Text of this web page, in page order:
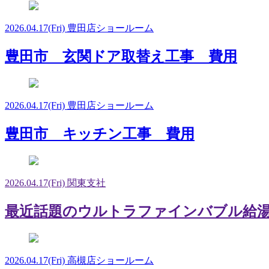
2026.04.17(Fri) 豊田店ショールーム
豊田市 玄関ドア取替え工事 費用
2026.04.17(Fri) 豊田店ショールーム
豊田市 キッチン工事 費用
2026.04.17(Fri) 関東支社
最近話題のウルトラファインバブル給
2026.04.17(Fri) 高槻店ショールーム